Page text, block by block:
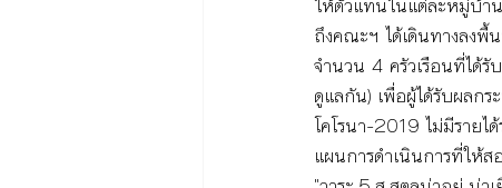
ถึงคณะฯ ได้เดินทางลง
จำนวน 4 ครัวเรือนที่ได้รั
ดูแลกัน) เพื่อผู้ได้รับผลกร
โคโรนา-2019 ไม่มีรายไ
แผนการดำเนินการที่ให้